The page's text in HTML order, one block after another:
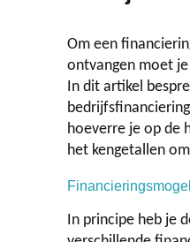
Legal &
Blogs
Om een
ontvangen moet
In dit artikel
hoeverre je op de
het kengetallen
In principe heb je